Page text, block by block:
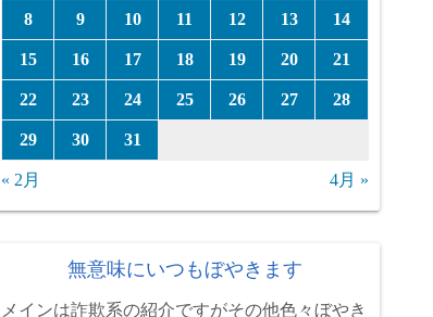
8 9 10 11 12 13 14
15 16 17 18 19 20 21
22 23 24 25 26 27 28
29 30 31
« 2月 4月 »
無意味にいつもぼやきます
メインは詐欺系の紹介ですがその他色々ぼやき